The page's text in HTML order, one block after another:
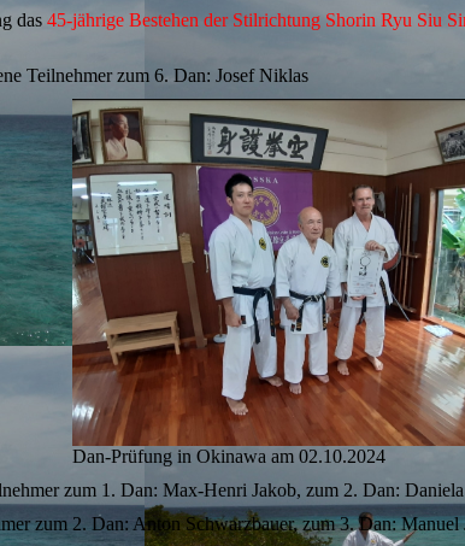
das 45-jährige Bestehen der Stilrichtung Shorin Ryu Siu
Teilnehmer zum 6. Dan: Josef Niklas
Dan-Prüfung in Okinawa am 02.10.2024
zum 1. Dan: Max-Henri Jakob, zum 2. Dan:
zum 2. Dan: Anton Schwarzbauer, zum 3. Dan: Manuel